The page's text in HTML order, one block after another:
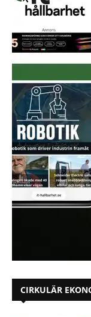
CIRKULÄR